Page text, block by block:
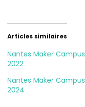
Articles similaires
Nantes Maker Campus
2022
Nantes Maker Campus
2024